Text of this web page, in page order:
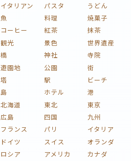
イタリアン パスタ
うどん
魚 料理
焼菓子
コーヒー 紅茶
抹茶
観光 景色
世界遺産
橋 神社
寺院
遊園地 公園
街
塔 駅
ビーチ
島 ホテル
港
北海道 東北
東京
広島 四国
九州
フランス パリ
イタリア
ドイツ スイス
オランダ
ロシア アメリカ
カナダ